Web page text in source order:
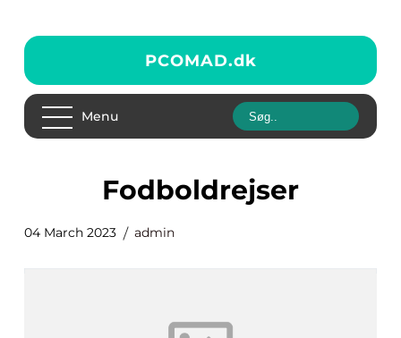
PCOMAD.dk
Menu
fodboldrejser
04 March 2023 admin